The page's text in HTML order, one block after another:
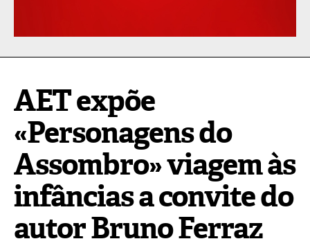
AET expõe
«Personagens do
Assombro» viagem às
infâncias a convite do
autor Bruno Ferraz